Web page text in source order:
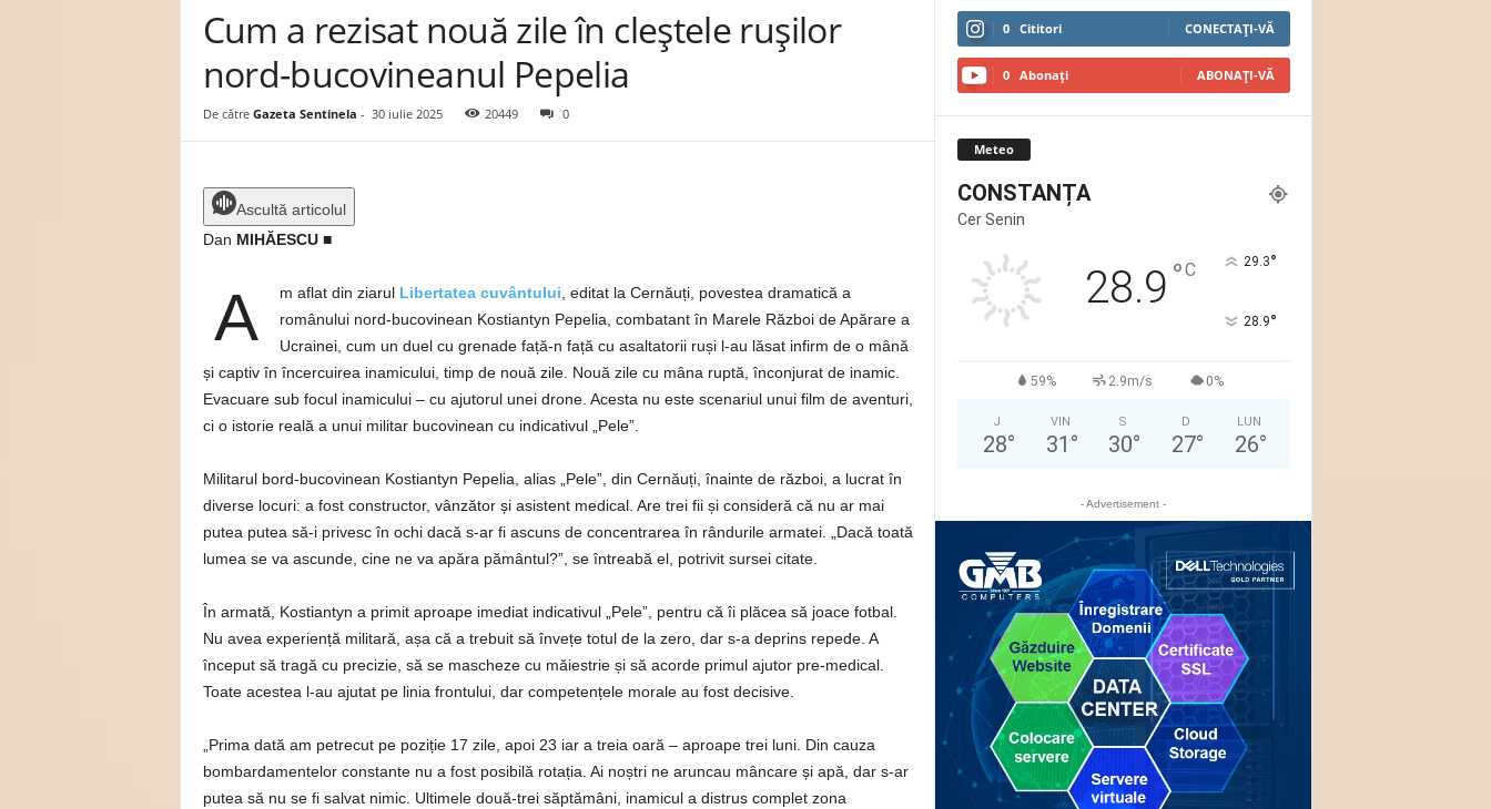
Cum a rezisat nouă zile în cleștele rușilor
nord-bucovineanul Pepelia
De către Gazeta Sentinela - 30 iulie 2025 20449 0
Ascultă articolul
Dan MIHĂESCU ■
A m aflat din ziarul Libertatea cuvântului , editat la Cernăuți, povestea dramatică a
românului nord-bucovinean Kostiantyn Pepelia, combatant în Marele Război de Apărare a
Ucrainei, cum un duel cu grenade față-n față cu asaltatorii ruși l-au lăsat infirm de o mână
și captiv în încercuirea inamicului, timp de nouă zile. Nouă zile cu mâna ruptă, înconjurat de inamic.
Evacuare sub focul inamicului – cu ajutorul unei drone. Acesta nu este scenariul unui film de aventuri,
ci o istorie reală a unui militar bucovinean cu indicativul „Pele”.
Militarul bord-bucovinean Kostiantyn Pepelia, alias „Pele”, din Cernăuți, înainte de război, a lucrat în
diverse locuri: a fost constructor, vânzător și asistent medical. Are trei fii și consideră că nu ar mai
putea putea să-i privesc în ochi dacă s-ar fi ascuns de concentrarea în rândurile armatei. „Dacă toată
lumea se va ascunde, cine ne va apăra pământul?”, se întreabă el, potrivit sursei citate.
În armată, Kostiantyn a primit aproape imediat indicativul „Pele”, pentru că îi plăcea să joace fotbal.
Nu avea experiență militară, așa că a trebuit să învețe totul de la zero, dar s-a deprins repede. A
început să tragă cu precizie, să se mascheze cu măiestrie și să acorde primul ajutor pre-medical.
Toate acestea l-au ajutat pe linia frontului, dar competențele morale au fost decisive.
„Prima dată am petrecut pe poziție 17 zile, apoi 23 iar a treia oară – aproape trei luni. Din cauza
bombardamentelor constante nu a fost posibilă rotația. Ai noștri ne aruncau mâncare și apă, dar s-ar
putea să nu se fi salvat nimic. Ultimele două-trei săptămâni, inamicul a distrus complet zona
0 Cititori CONECTAȚI-VĂ
0 Abonați ABONAȚI-VĂ
Meteo
CONSTANȚA
Cer Senin
28.9 °C 29.3°
28.9°
59% 2.9m/s 0%
J
28°
VIN
31 °
S
30°
D
27°
LUN
26°
- Advertisement -